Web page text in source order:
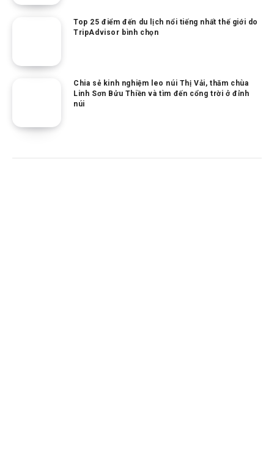
Top 25 điểm đến du lịch nổi tiếng nhất thế giới do
TripAdvisor bình chọn
Chia sẻ kinh nghiệm leo núi Thị Vải, thăm chùa
Linh Sơn Bửu Thiền và tìm đến cổng trời ở đỉnh
núi